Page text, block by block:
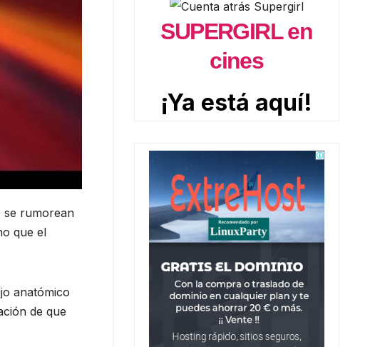
se rumorean
que el
anatómico
de que
SUPERGIRL en
cines
¡Ya está aquí!